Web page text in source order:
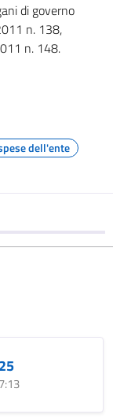
di governo
n. 138,
n. 148.
dell'ente